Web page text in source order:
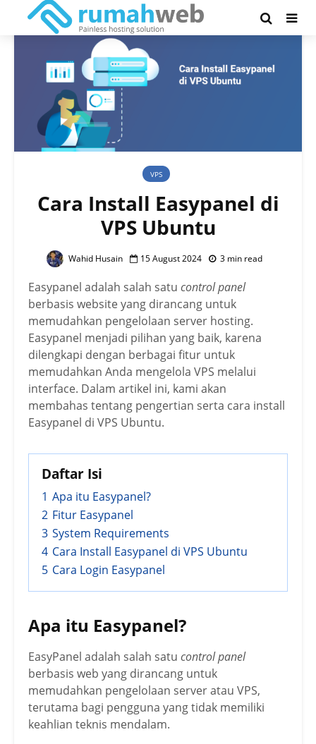
VPS
Cara Install Easypanel di
VPS Ubuntu
Wahid Husain 15 August 2024 3 min read
Easypanel adalah salah satu control panel
berbasis website yang dirancang untuk
memudahkan pengelolaan server hosting.
Easypanel menjadi pilihan yang baik, karena
dilengkapi dengan berbagai fitur untuk
memudahkan Anda mengelola VPS melalui
interface. Dalam artikel ini, kami akan
membahas tentang pengertian serta cara install
Easypanel di VPS Ubuntu.
Daftar Isi
1 Apa itu Easypanel?
2 Fitur Easypanel
3 System Requirements
4 Cara Install Easypanel di VPS Ubuntu
5 Cara Login Easypanel
Apa itu Easypanel?
EasyPanel adalah salah satu control panel
berbasis web yang dirancang untuk
memudahkan pengelolaan server atau VPS,
terutama bagi pengguna yang tidak memiliki
keahlian teknis mendalam.